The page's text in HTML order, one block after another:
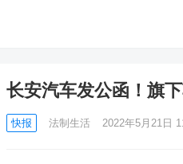
长安汽车发公函！旗
快报 法制生活 2022年5月21日